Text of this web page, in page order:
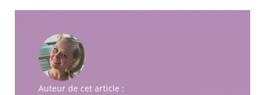
Auteur de cet article :